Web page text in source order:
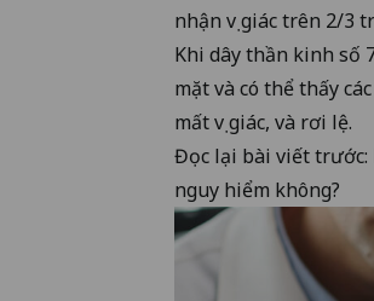
nhận vị giác trên 2/3
Khi dây thần kinh số
mặt và có thể thấy
mất vị giác, và rơi lệ.
Đọc lại bài viết trước:
nguy hiểm không?